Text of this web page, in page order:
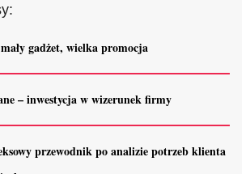
gadżet, wielka promocja
– inwestycja w wizerunek firmy
przewodnik po analizie potrzeb klienta